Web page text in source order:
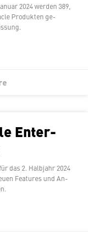
2024 werden 389,
Produkten ge­
En­ter­
das 2. Halbjahr 2024
Features und An­